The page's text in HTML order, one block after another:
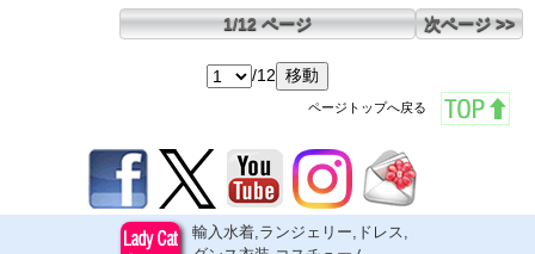
1/12 ページ 次ページ >>
/12
ページトップへ戻る
輸入水着,ランジェリー,ドレス,